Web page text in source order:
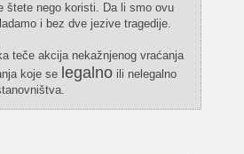
štete nego koristi. Da li smo ovu
i bez dve jezive tragedije.
teče akcija nekažnjenog vraćanja
koje se legalnoili nelegalno